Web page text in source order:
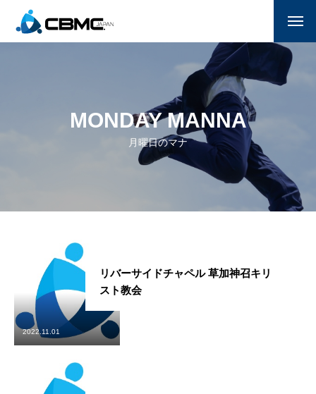
月曜日のマナ
お問い合わせ
ENGLISH
About Us
MONDAY MANNA
月曜日のマナ
リバーサイドチャペル 草加神召キリ
スト教会
2022.11.01